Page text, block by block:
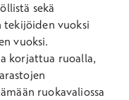
sekä
vuoksi
vuoksi.
korjattua ruoalla,
ruokavaliossa